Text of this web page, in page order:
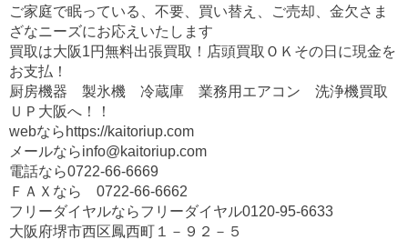
ご家庭で眠っている、不要、買い替え、ご売却、金欠さま
ざなニーズにお応えいたします
買取は大阪1円無料出張買取！店頭買取ＯＫその日に現金を
お支払！
厨房機器 製氷機 冷蔵庫 業務用エアコン 洗浄機買取
ＵＰ大阪へ！！
webなら https://kaitoriup.com
メールならinfo@kaitoriup.com
電話なら0722-66-6669
ＦＡＸなら 0722-66-6662
フリーダイヤルならフリーダイヤル0120-95-6633
大阪府堺市西区鳳西町１－９２－５